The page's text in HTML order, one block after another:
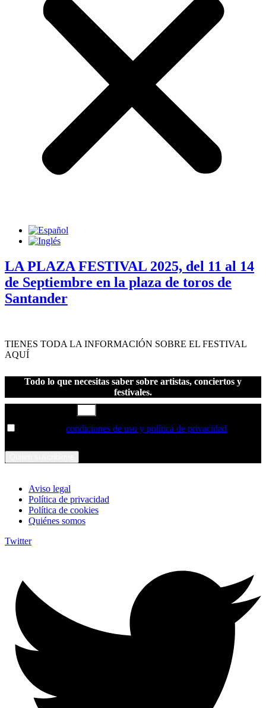
LA PLAZA FESTIVAL 2025, del 11 al 14
de Septiembre en la plaza de toros de
Santander
TIENES TODA LA INFORMACIÓN SOBRE EL FESTIVAL
AQUÍ
Todo lo que necesitas saber sobre artistas, conciertos y
festivales.
condiciones de uso y política de privacidad
Aviso legal
Política de privacidad
Política de cookies
Quiénes somos
Twitter